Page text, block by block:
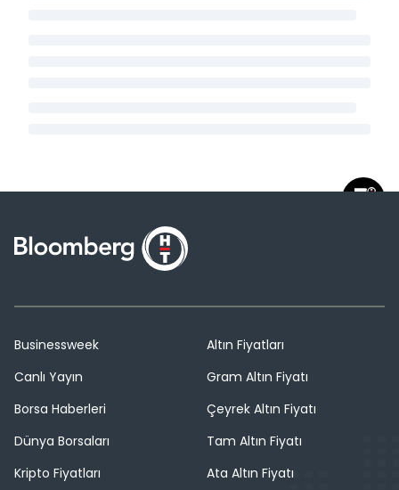
Businessweek
Canlı Yayın
Borsa Haberleri
Dünya Borsaları
Kripto Fiyatları
Altın Fiyatları
Gram Altın Fiyatı
Çeyrek Altın Fiyatı
Tam Altın Fiyatı
Ata Altın Fiyatı